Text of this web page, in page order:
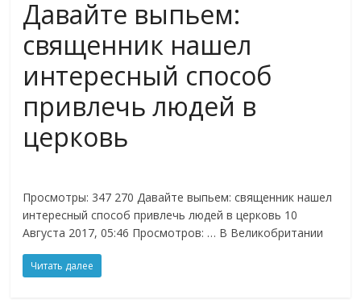
со
всего
мира
каждый
день!
Давайте выпьем:
священник нашел
интересный способ
привлечь людей в
церковь
Просмотры: 347 270 Давайте выпьем: священник нашел
интересный способ привлечь людей в церковь 10
Августа 2017, 05:46 Просмотров: … В Великобритании
Читать далее